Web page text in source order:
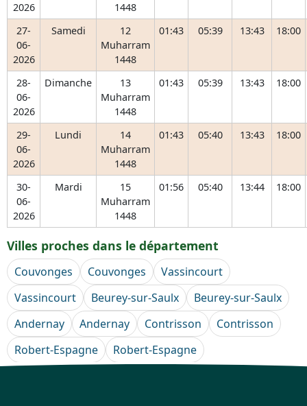
2026
1448
27-
06-
2026
Samedi
12
Muharram
1448
01:43 05:39 13:43 18:00
28-
06-
2026
Dimanche
13
Muharram
1448
01:43 05:39 13:43 18:00
29-
06-
2026
Lundi
14
Muharram
1448
01:43 05:40 13:43 18:00
30-
06-
2026
Mardi
15
Muharram
1448
01:56 05:40 13:44 18:00
Villes proches dans le département
Couvonges Couvonges
Vassincourt
Vassincourt
Beurey-sur-Saulx
Beurey-sur-Saulx
Andernay
Andernay Contrisson
Contrisson
Robert-Espagne
Robert-Espagne